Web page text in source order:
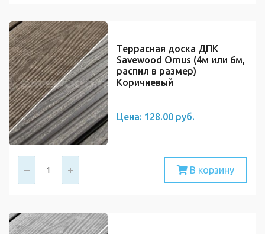
Террасная доска ДПК
Savewood Ornus (4м или 6м,
распил в размер)
Коричневый
Цена: 128.00 руб.
В корзину